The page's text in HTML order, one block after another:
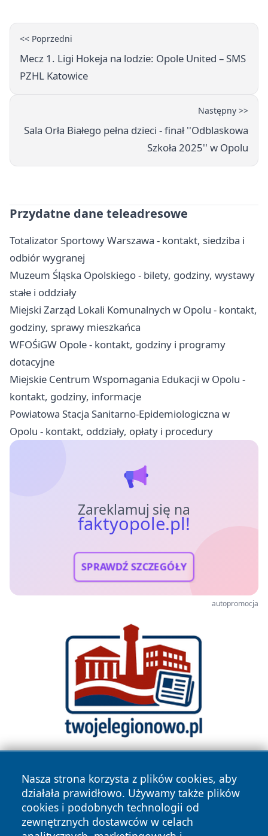
<< Poprzedni
Mecz 1. Ligi Hokeja na lodzie: Opole United – SMS
PZHL Katowice
Następny >>
Sala Orła Białego pełna dzieci - finał ''Odblaskowa
Szkoła 2025'' w Opolu
Przydatne dane teleadresowe
Totalizator Sportowy Warszawa - kontakt, siedziba i
odbiór wygranej
Muzeum Śląska Opolskiego - bilety, godziny, wystawy
stałe i oddziały
Miejski Zarząd Lokali Komunalnych w Opolu - kontakt,
godziny, sprawy mieszkańca
WFOŚiGW Opole - kontakt, godziny i programy
dotacyjne
Miejskie Centrum Wspomagania Edukacji w Opolu -
kontakt, godziny, informacje
Powiatowa Stacja Sanitarno-Epidemiologiczna w
Opolu - kontakt, oddziały, opłaty i procedury
Zareklamuj się na
faktyopole.pl!
SPRAWDŹ SZCZEGÓŁY
autopromocja
Nasza strona korzysta z plików cookies, aby
działała prawidłowo. Używamy także plików
cookies i podobnych technologii od
zewnętrznych dostawców w celach